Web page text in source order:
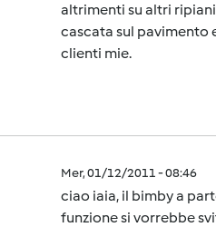
altrimenti su altri
cascata sul pavimento
clienti mie.
Mer, 01/12/2011 - 08:46
ciao iaia, il bimby a
funzione si vorrebbe